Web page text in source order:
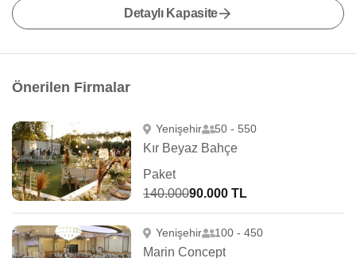
Detaylı Kapasite
Önerilen Firmalar
Yenişehir 50 - 550
Kır Beyaz Bahçe
Paket
140.00090.000 TL
Yenişehir 100 - 450
Marin Concept